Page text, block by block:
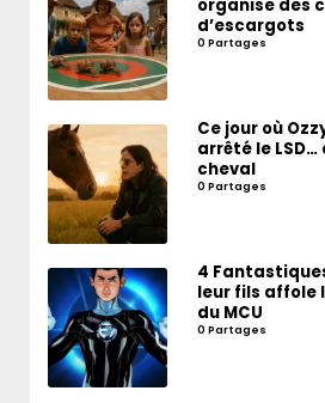
organise des
d’escargots
0 Partages
Ce jour où
arrêté le LSD…
cheval
0 Partages
4
leur fils affole
du MCU
0 Partages